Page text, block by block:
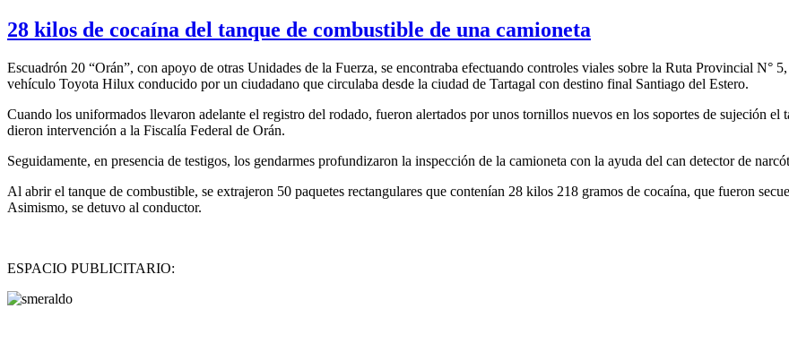
28 kilos de cocaína del tanque de combustible de una camioneta
Escuadrón 20 “Orán”, con apoyo de otras Unidades de la Fuerza, se encontraba efectuando controles viales sobre la Ruta Provincial N°
vehículo Toyota Hilux conducido por un ciudadano que circulaba desde la ciudad de Tartagal con destino final Santiago del Estero.
Cuando los uniformados llevaron adelante el registro del rodado, fueron alertados por unos tornillos nuevos en los soportes de sujeción
dieron intervención a la Fiscalía Federal de Orán.
Seguidamente, en presencia de testigos, los gendarmes profundizaron la inspección de la camioneta con la ayuda del can detector de
Al abrir el tanque de combustible, se extrajeron 50 paquetes rectangulares que contenían 28 kilos 218 gramos de cocaína, que fueron
Asimismo, se detuvo al conductor.
ESPACIO PUBLICITARIO: